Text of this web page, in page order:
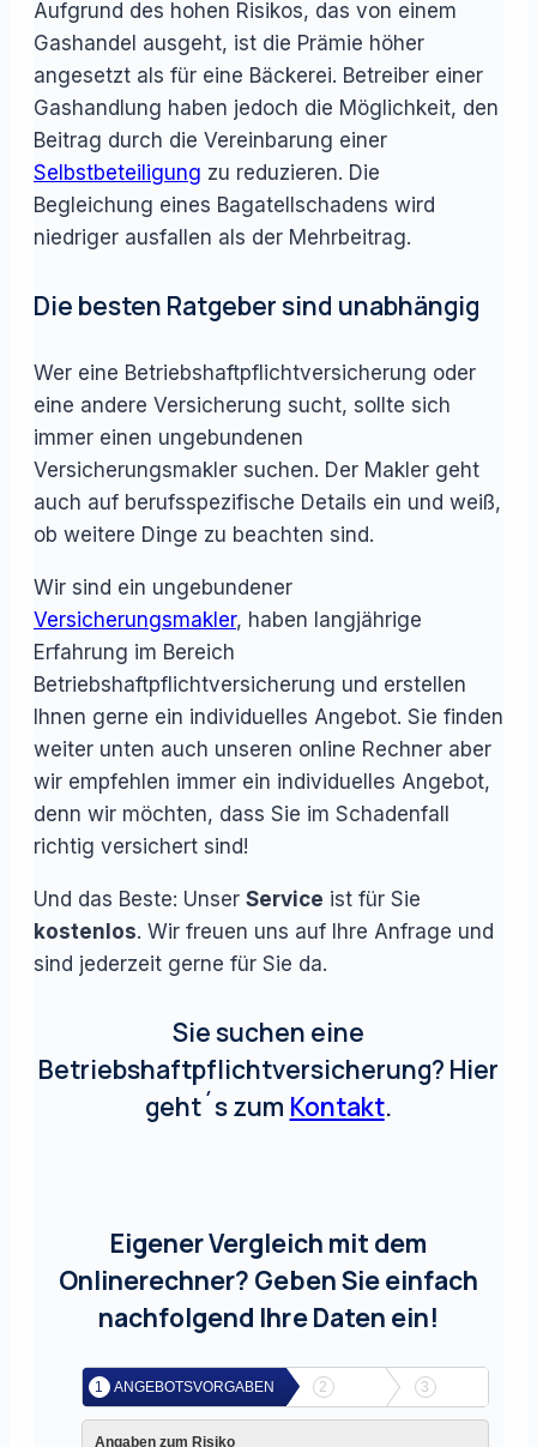
Aufgrund des hohen Risikos, das von einem
Gashandel ausgeht, ist die Prämie höher
angesetzt als für eine Bäckerei. Betreiber einer
Gashandlung haben jedoch die Möglichkeit, den
Beitrag durch die Vereinbarung einer
Selbstbeteiligung zu reduzieren. Die
Begleichung eines Bagatellschadens wird
niedriger ausfallen als der Mehrbeitrag.
Die besten Ratgeber sind unabhängig
Wer eine Betriebshaftpflichtversicherung oder
eine andere Versicherung sucht, sollte sich
immer einen ungebundenen
Versicherungsmakler suchen. Der Makler geht
auch auf berufsspezifische Details ein und weiß,
ob weitere Dinge zu beachten sind.
Wir sind ein ungebundener
Versicherungsmakler, haben langjährige
Erfahrung im Bereich
Betriebshaftpflichtversicherung und erstellen
Ihnen gerne ein individuelles Angebot. Sie finden
weiter unten auch unseren online Rechner aber
wir empfehlen immer ein individuelles Angebot,
denn wir möchten, dass Sie im Schadenfall
richtig versichert sind!
Und das Beste: Unser Service ist für Sie
kostenlos. Wir freuen uns auf Ihre Anfrage und
sind jederzeit gerne für Sie da.
Sie suchen eine
Betriebshaftpflichtversicherung? Hier
geht´s zum Kontakt.
Eigener Vergleich mit dem
Onlinerechner? Geben Sie einfach
nachfolgend Ihre Daten ein!